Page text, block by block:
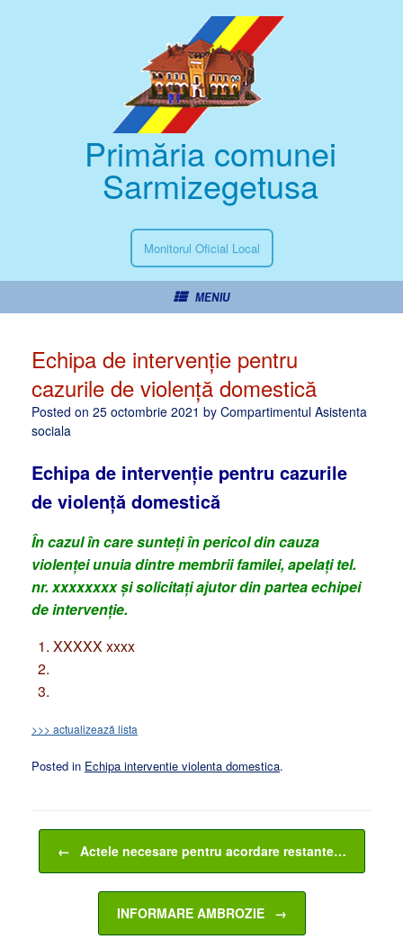
Primăria comunei
Sarmizegetusa
Monitorul Oficial Local
MENIU
Echipa de intervenție pentru
cazurile de violență domestică
Posted on 25 octombrie 2021 by Compartimentul Asistenta
sociala
Echipa de intervenție pentru cazurile
de violență domestică
În cazul în care sunteți în pericol din cauza
violenței unuia dintre membrii familei, apelați tel.
nr. xxxxxxxx și solicitați ajutor din partea echipei
de intervenție.
XXXXX xxxx
>>> actualizează lista
Posted in Echipa interventie violenta domestica.
Post navigation
← Actele necesare pentru acordare restante…
INFORMARE AMBROZIE →